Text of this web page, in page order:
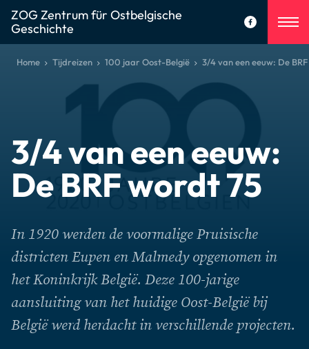
ZOG Zentrum für Ostbelgische
Geschichte
Home Tijdreizen 100 jaar Oost-België 3/4 van een eeuw: De
3/4 van een eeuw:
De BRF wordt 75
In 1920 werden de voormalige Pruisische
districten Eupen en Malmedy opgenomen in
het Koninkrijk België. Deze 100-jarige
aansluiting van het huidige Oost-België bij
België werd herdacht in verschillende projecten.